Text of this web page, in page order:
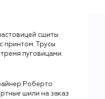
сшиты
принтом. Трусы
пуговицами.
Роберто
шили на заказ